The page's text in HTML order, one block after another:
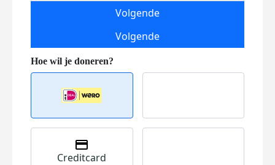
Volgende
Volgende
Creditcard